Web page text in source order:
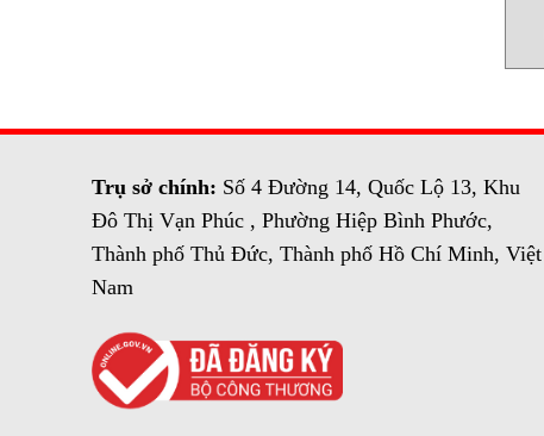
Trụ sở chính: Số 4 Đường 14, Quốc Lộ 13, Khu
Đô Thị Vạn Phúc , Phường Hiệp Bình Phước,
Thành phố Thủ Đức, Thành phố Hồ Chí Minh, Việt
Nam